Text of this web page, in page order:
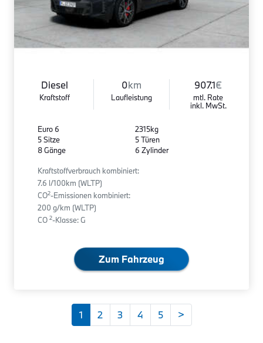
Diesel
Kraftstoff
0km
Laufleistung
907.1€
mtl. Rate
inkl. MwSt.
Euro 6
5 Sitze
8 Gänge
2315kg
5 Türen
6 Zylinder
Kraftstoffverbrauch kombiniert:
7.6 l/100km (WLTP)
CO2-Emissionen kombiniert:
200 g/km (WLTP)
CO 2-Klasse: G
Zum Fahrzeug
1 2 3 4 5 >